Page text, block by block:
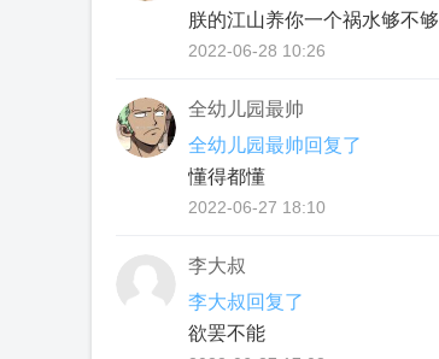
朕的江⼭养你⼀个祸⽔够不够
2022-06-28 10:26
全幼儿园最帅
全幼儿园最帅回复了
懂得都懂
2022-06-27 18:10
李大叔
李大叔回复了
欲罢不能